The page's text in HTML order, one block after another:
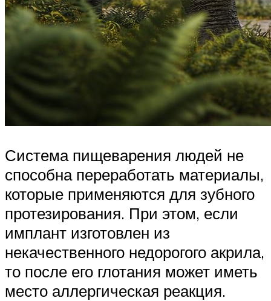
Система пищеварения людей не
способна переработать материалы,
которые применяются для зубного
протезирования. При этом, если
имплант изготовлен из
некачественного недорогого акрила,
то после его глотания может иметь
место аллергическая реакция.